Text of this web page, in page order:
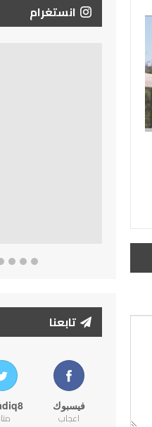
انستغرام
تابعنا
فيسبوك
اعجاب